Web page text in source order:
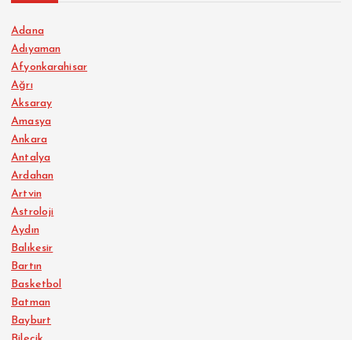
Adana
Adıyaman
Afyonkarahisar
Ağrı
Aksaray
Amasya
Ankara
Antalya
Ardahan
Artvin
Astroloji
Aydın
Balıkesir
Bartın
Basketbol
Batman
Bayburt